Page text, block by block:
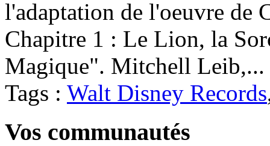
l'adaptation de l'oeuvre de
Chapitre 1 : Le Lion, la
Magique". Mitchell Leib,...
Tags : Walt Disney Records
Vos communautés